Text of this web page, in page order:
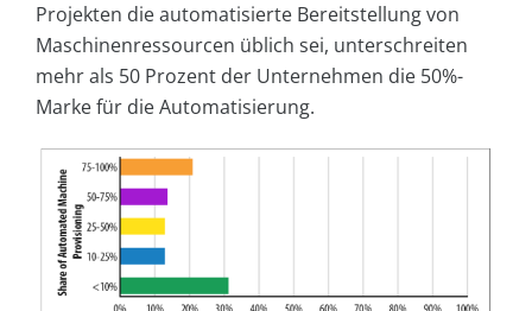
Projekten die automatisierte Bereitstellung von
Maschinenressourcen üblich sei, unterschreiten
mehr als 50 Prozent der Unternehmen die 50%-
Marke für die Automatisierung.